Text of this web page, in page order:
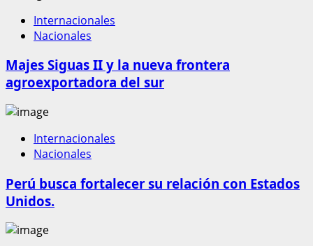
Internacionales
Nacionales
Majes Siguas II y la nueva frontera
agroexportadora del sur
Internacionales
Nacionales
Perú busca fortalecer su relación con Estados
Unidos.